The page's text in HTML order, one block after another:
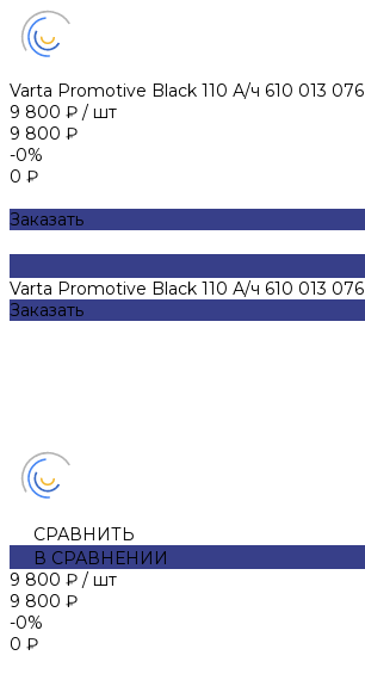
Varta Promotive Black 110 А/ч 610 013 076
9 800 ₽ / шт
9 800 ₽
-0%
0 ₽
Заказать
Varta Promotive Black 110 А/ч 610 013 076
Заказать
СРАВНИТЬ
В СРАВНЕНИИ
9 800 ₽ / шт
9 800 ₽
-0%
0 ₽